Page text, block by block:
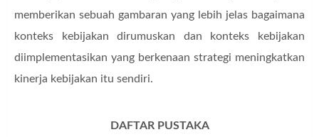
memberikan sebuah gambaran yang lebih jelas bagaimana
konteks kebijakan dirumuskan dan konteks kebijakan
diimplementasikan yang berkenaan strategi meningkatkan
kinerja kebijakan itu sendiri.
DAFTAR PUSTAKA